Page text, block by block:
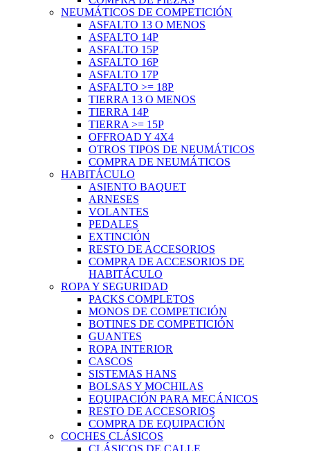
NEUMÁTICOS DE COMPETICIÓN
ASFALTO 13 O MENOS
ASFALTO 14P
ASFALTO 15P
ASFALTO 16P
ASFALTO 17P
ASFALTO >= 18P
TIERRA 13 O MENOS
TIERRA 14P
TIERRA >= 15P
OFFROAD Y 4X4
OTROS TIPOS DE NEUMÁTICOS
COMPRA DE NEUMÁTICOS
HABITÁCULO
ASIENTO BAQUET
ARNESES
VOLANTES
PEDALES
EXTINCIÓN
RESTO DE ACCESORIOS
COMPRA DE ACCESORIOS DE
HABITÁCULO
ROPA Y SEGURIDAD
PACKS COMPLETOS
MONOS DE COMPETICIÓN
BOTINES DE COMPETICIÓN
GUANTES
ROPA INTERIOR
CASCOS
SISTEMAS HANS
BOLSAS Y MOCHILAS
EQUIPACIÓN PARA MECÁNICOS
RESTO DE ACCESORIOS
COMPRA DE EQUIPACIÓN
COCHES CLÁSICOS
CLÁSICOS DE CALLE